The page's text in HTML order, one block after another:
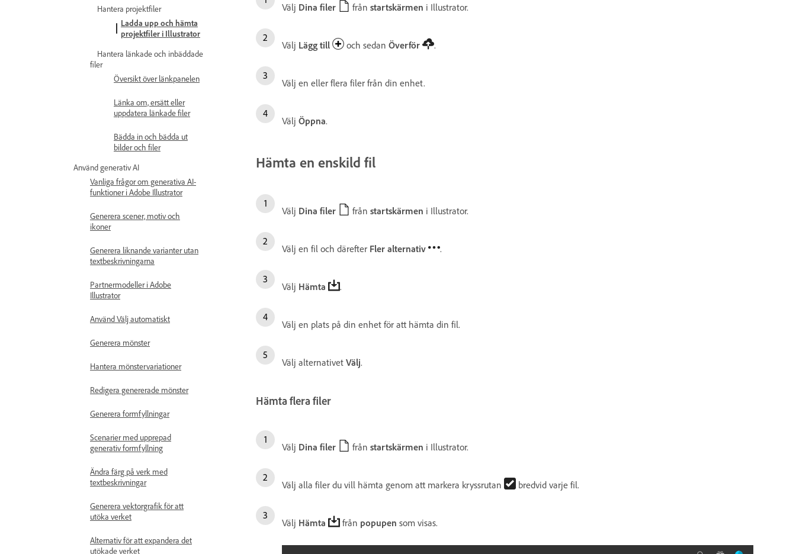
Hantera projektfiler
Ladda upp och hämta
projektfiler i Illustrator
Hantera länkade och inbäddade
filer
Översikt över länkpanelen
Länka om, ersätt eller
uppdatera länkade filer
Bädda in och bädda ut
bilder och filer
Använd generativ AI
Vanliga frågor om generativa AI-
funktioner i Adobe Illustrator
Generera scener, motiv och
ikoner
Generera liknande varianter utan
textbeskrivningarna
Partnermodeller i Adobe
Illustrator
Använd Välj automatiskt
Generera mönster
Hantera mönstervariationer
Redigera genererade mönster
Generera formfyllningar
Scenarier med upprepad
generativ formfyllning
Ändra färg på verk med
textbeskrivningar
Generera vektorgrafik för att
utöka verket
Alternativ för att expandera det
utökade verket
Välj Dina filer från startskärmen i Illustrator.
Välj Lägg till och sedan Överför .
Välj en eller flera filer från din enhet.
Välj Öppna.
Hämta en enskild fil
Välj Dina filer från startskärmen i Illustrator.
Välj en fil och därefter Fler alternativ .
Välj Hämta .
Välj en plats på din enhet för att hämta din fil.
Välj alternativet Välj.
Hämta flera filer
Välj Dina filer från startskärmen i Illustrator.
Välj alla filer du vill hämta genom att markera kryssrutan bredvid varje fil.
Välj Hämta från popupen som visas.